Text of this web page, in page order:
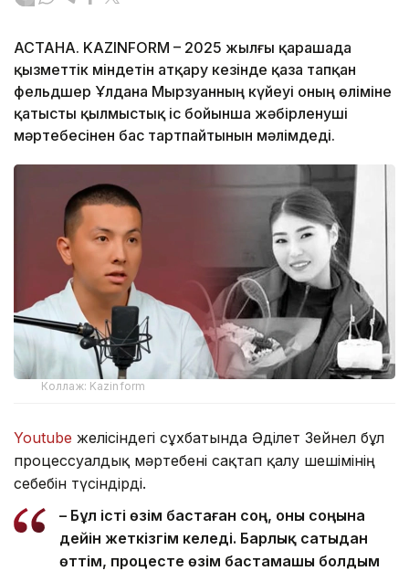
АСТАНА. KAZINFORM – 2025 жылғы қарашада
қызметтік міндетін атқару кезінде қаза тапқан
фельдшер Ұлдана Мырзуанның күйеуі оның өліміне
қатысты қылмыстық іс бойынша жәбірленуші
мәртебесінен бас тартпайтынын мәлімдеді.
Коллаж: Kazinform
Youtube желісіндегі сұхбатында Әділет Зейнел бұл
процессуалдық мәртебені сақтап қалу шешімінің
себебін түсіндірді.
– Бұл істі өзім бастаған соң, оны соңына
дейін жеткізгім келеді. Барлық сатыдан
өттім, процесте өзім бастамашы болдым